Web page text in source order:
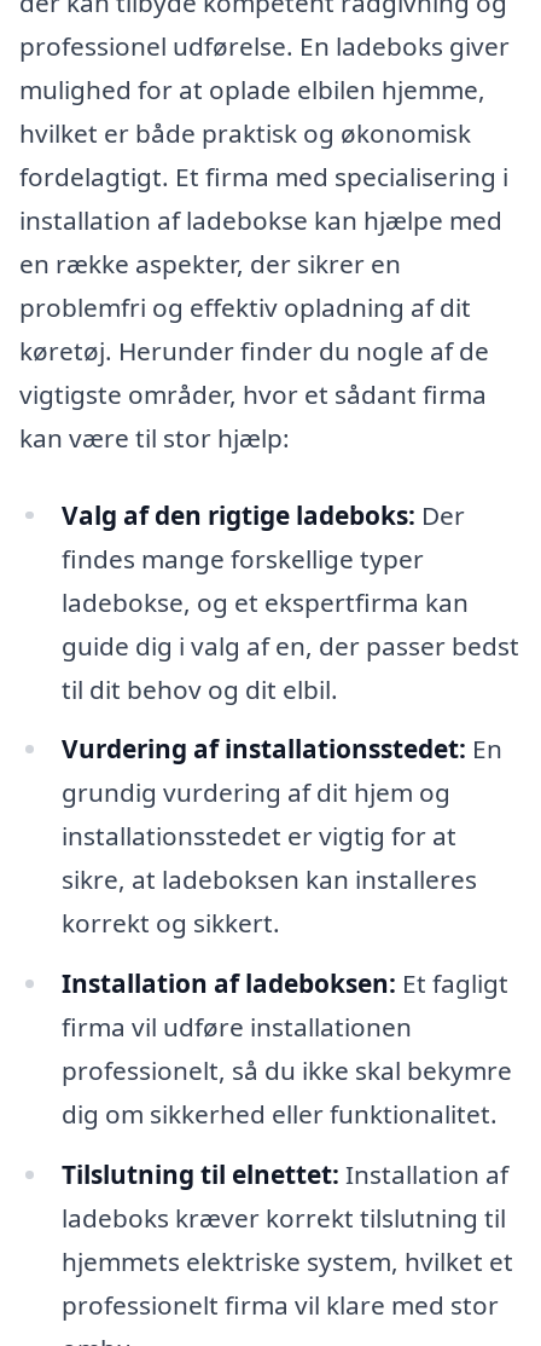
professionel udførelse. En ladeboks giver
mulighed for at oplade elbilen hjemme,
hvilket er både praktisk og økonomisk
fordelagtigt. Et firma med specialisering i
installation af ladebokse kan hjælpe med
en række aspekter, der sikrer en
problemfri og effektiv opladning af dit
køretøj. Herunder finder du nogle af de
vigtigste områder, hvor et sådant firma
kan være til stor hjælp:
Valg af den rigtige ladeboks: Der
findes mange forskellige typer
ladebokse, og et ekspertfirma kan
guide dig i valg af en, der passer bedst
til dit behov og dit elbil.
Vurdering af installationsstedet: En
grundig vurdering af dit hjem og
installationsstedet er vigtig for at
sikre, at ladeboksen kan installeres
korrekt og sikkert.
Installation af ladeboksen: Et fagligt
firma vil udføre installationen
professionelt, så du ikke skal bekymre
dig om sikkerhed eller funktionalitet.
Tilslutning til elnettet: Installation af
ladeboks kræver korrekt tilslutning til
hjemmets elektriske system, hvilket et
professionelt firma vil klare med stor